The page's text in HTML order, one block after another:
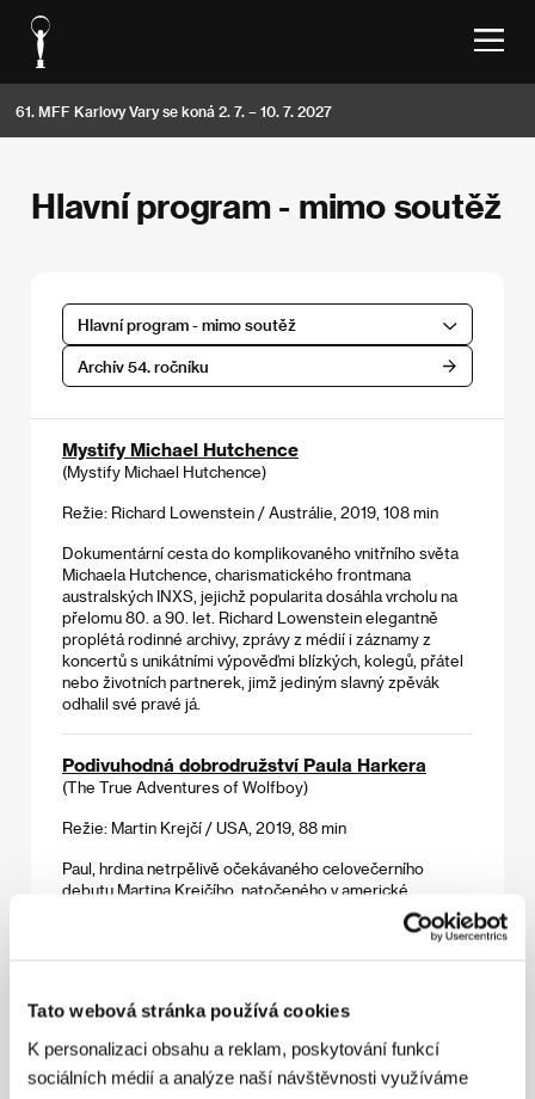
Tato webová stránka používá cookies
K personalizaci obsahu a reklam, poskytování funkcí
sociálních médií a analýze naší návštěvnosti využíváme
61. MFF Karlovy Vary se koná 2. 7. – 10. 7. 2027
Hlavní program - mimo soutěž
Hlavní program - mimo soutěž
Archív 54. ročníku
Mystify Michael Hutchence
(Mystify Michael Hutchence)
Režie: Richard Lowenstein / Austrálie, 2019, 108 min
Dokumentární cesta do komplikovaného vnitřního světa
Michaela Hutchence, charismatického frontmana
australských INXS, jejichž popularita dosáhla vrcholu na
přelomu 80. a 90. let. Richard Lowenstein elegantně
proplétá rodinné archivy, zprávy z médií i záznamy z
koncertů s unikátními výpověďmi blízkých, kolegů, přátel
nebo životních partnerek, jimž jediným slavný zpěvák
odhalil své pravé já.
Podivuhodná dobrodružství Paula Harkera
(The True Adventures of Wolfboy)
Režie: Martin Krejčí / USA, 2019, 88 min
Paul, hrdina netrpělivě očekávaného celovečerního
debutu Martina Krejčího, natočeného v americké
produkci, vyrůstá s otcem. Získat přátele je pro něj
prakticky nemožné, od narození se od vrstevníků
den svých třináctých narozenin rozhodne vyhledat matku.
Staříci